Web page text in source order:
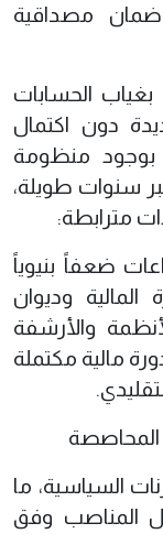
وضمان مصداقية
بغياب الحسابات
دون اكتمال
بوجود منظومة
سنوات طويلة،
مترابطة:
ضعفاً بنيوياً
وديوان
والأرشفة
مالية مكتملة
المحاصصة
السياسية، ما
المناصب وفق